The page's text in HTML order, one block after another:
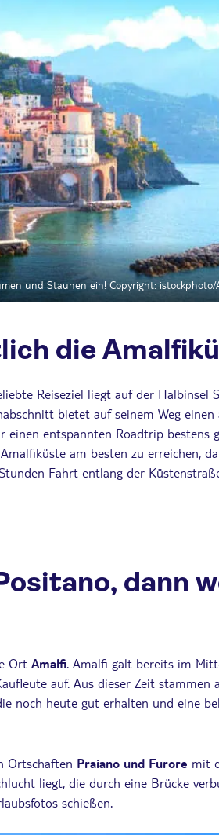
und Staunen ein! Copyright: istockphoto/
die
Reiseziel liegt auf der Halbinsel
bietet auf seinem Weg
entspannten Roadtrip bestens
am besten zu erreichen,
Fahrt entlang der
dann
Ort Amalfi. Amalfi galt bereits im
auf. Aus dieser Zeit stammen
noch heute gut erhalten und eine
Ortschaften Praiano und Furore mit
liegt, die durch eine Brücke
schießen.